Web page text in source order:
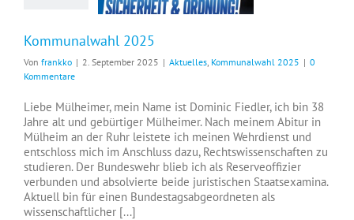
Kommunalwahl 2025
Von frankko | 2. September 2025 | Aktuelles Kommunalwahl 2025 | 0
Kommentare
Liebe Mülheimer, mein Name ist Dominic Fiedler, ich bin 38
Jahre alt und gebürtiger Mülheimer. Nach meinem Abitur in
Mülheim an der Ruhr leistete ich meinen Wehrdienst und
entschloss mich im Anschluss dazu, Rechtswissenschaften zu
studieren. Der Bundeswehr blieb ich als Reserveoffizier
verbunden und absolvierte beide juristischen Staatsexamina.
Aktuell bin für einen Bundestagsabgeordneten als
wissenschaftlicher [...]